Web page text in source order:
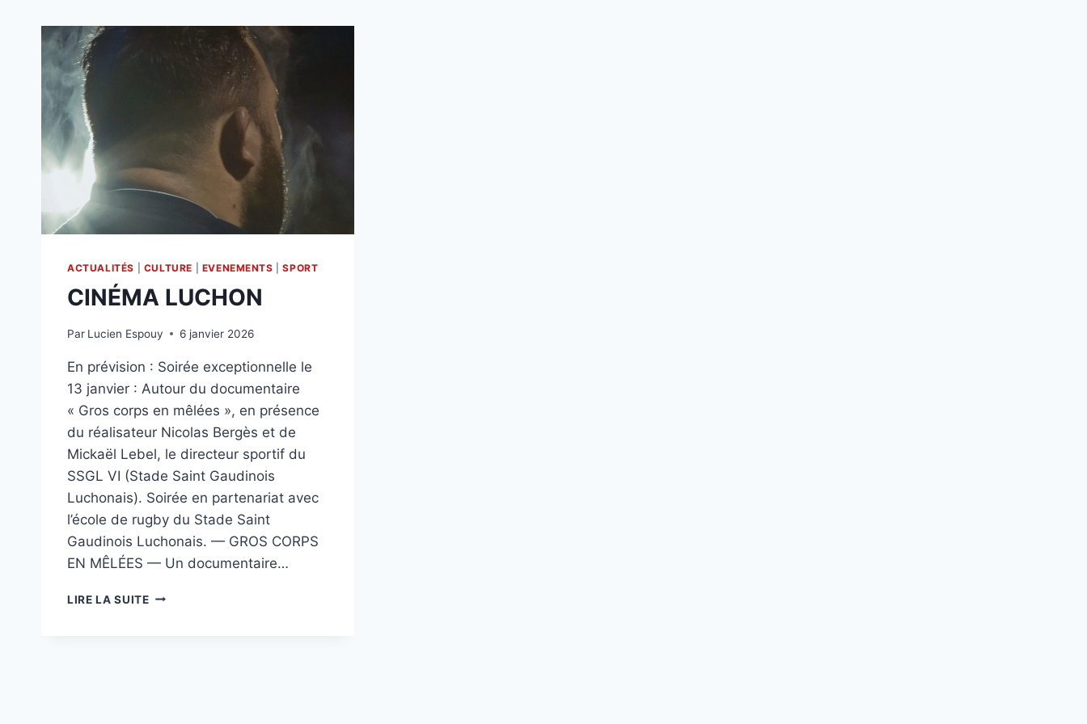
ACTUALITÉS CULTURE EVENEMENTS |SPORT
CINÉMA LUCHON
Par Lucien Espouy 6 janvier 2026
En prévision : Soirée exceptionnelle le
13 janvier : Autour du documentaire
« Gros corps en mêlées », en présence
du réalisateur Nicolas Bergès et de
Mickaël Lebel, le directeur sportif du
SSGL VI (Stade Saint Gaudinois
Luchonais). Soirée en partenariat avec
l’école de rugby du Stade Saint
Gaudinois Luchonais. — GROS CORPS
EN MÊLÉES — Un documentaire…
LIRE LA SUITECINÉMA